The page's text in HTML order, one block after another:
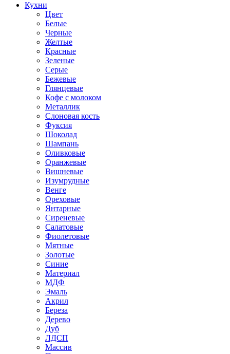
Кухни
Цвет
Белые
Черные
Желтые
Красные
Зеленые
Серые
Бежевые
Глянцевые
Кофе с молоком
Металлик
Слоновая кость
Фуксия
Шоколад
Шампань
Оливковые
Оранжевые
Вишневые
Изумрудные
Венге
Ореховые
Янтарные
Сиреневые
Салатовые
Фиолетовые
Мятные
Золотые
Синие
Материал
МДФ
Эмаль
Акрил
Береза
Дерево
Дуб
ЛДСП
Массив